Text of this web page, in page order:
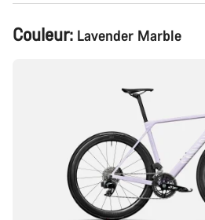
Configuration
du
Couleur: Lavender Marble